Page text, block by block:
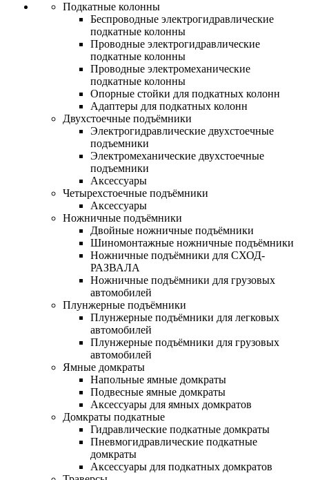
Подкатные колонны
Беспроводные электрогидравлические
подкатные колонны
Проводные электрогидравлические
подкатные колонны
Проводные электромеханические
подкатные колонны
Опорные стойки для подкатных колонн
Адаптеры для подкатных колонн
Двухстоечные подъёмники
Электрогидравлические двухстоечные
подъемники
Электромеханические двухстоечные
подъемники
Аксессуары
Четырехстоечные подъёмники
Аксессуары
Ножничные подъёмники
Двойные ножничные подъёмники
Шиномонтажные ножничные подъёмники
Ножничные подъёмники для СХОД-
РАЗВАЛА
Ножничные подъёмники для грузовых
автомобилей
Плунжерные подъёмники
Плунжерные подъёмники для легковых
автомобилей
Плунжерные подъёмники для грузовых
автомобилей
Ямные домкраты
Напольные ямные домкраты
Подвесные ямные домкраты
Аксессуары для ямных домкратов
Домкраты подкатные
Гидравлические подкатные домкраты
Пневмогидравлические подкатные
домкраты
Аксессуары для подкатных домкратов